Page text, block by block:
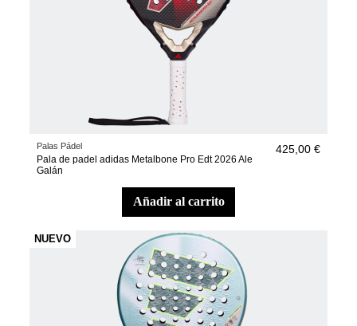
Palas Pádel
Pala de padel adidas Metalbone Pro Edt 2026 Ale
Galán
425,00 €
añadir al carrito
NUEVO